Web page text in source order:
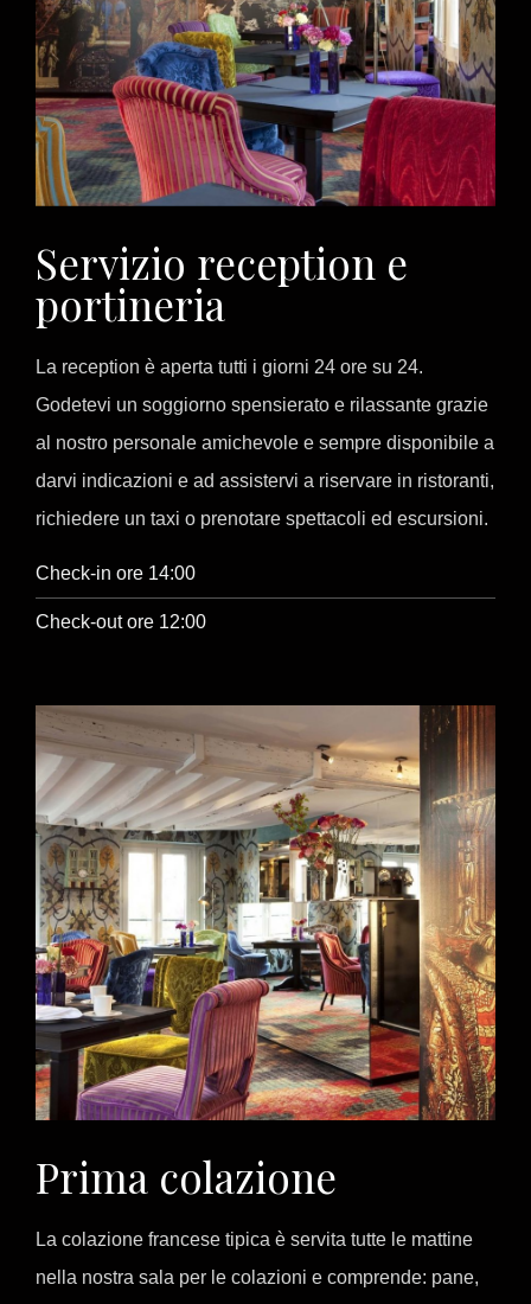
Servizio reception e
portineria
La reception è aperta tutti i giorni 24 ore su 24.
Godetevi un soggiorno spensierato e rilassante grazie
al nostro personale amichevole e sempre disponibile a
darvi indicazioni e ad assistervi a riservare in ristoranti,
richiedere un taxi o prenotare spettacoli ed escursioni.
Check-in ore 14:00
Check-out ore 12:00
Prima colazione
La colazione francese tipica è servita tutte le mattine
nella nostra sala per le colazioni e comprende: pane,